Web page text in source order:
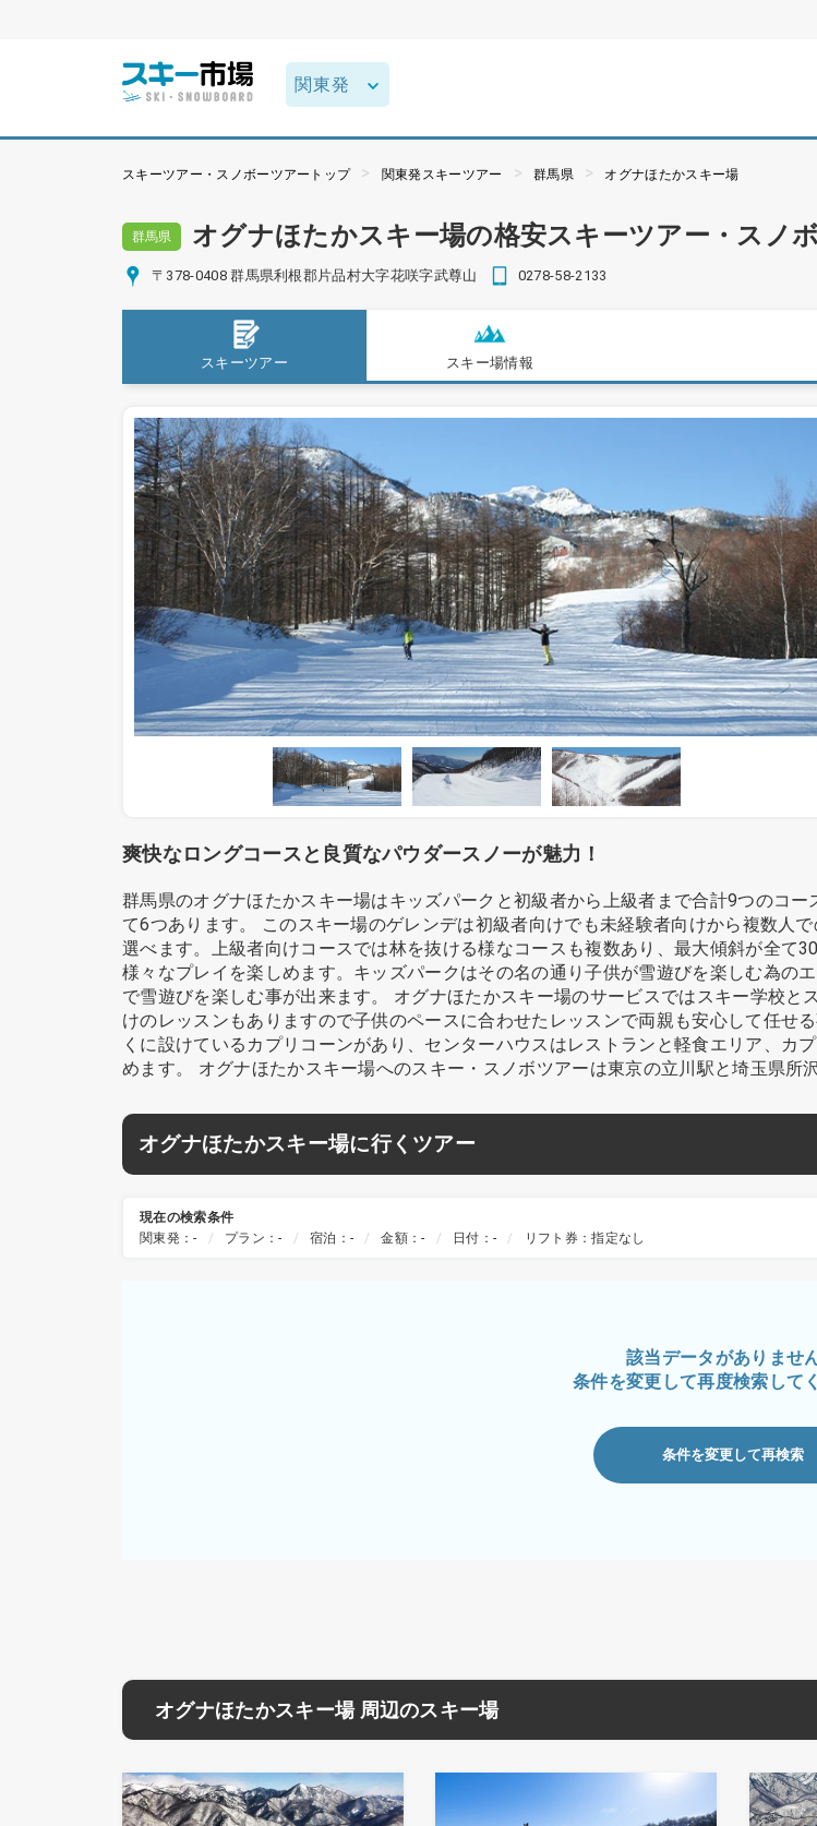
スキーツアー・スノボーツアートップ 関東発スキーツアー 群馬県 オグナほたかスキー場
群馬県 オグナほたかスキー場の格安スキーツアー・スノ
〒378-0408 群馬県利根郡片品村大字花咲字武尊山 0278-58-2133
スキーツアー スキー場情報
爽快なロングコースと良質なパウダースノーが魅力！
群馬県のオグナほたかスキー場はキッズパークと初級者から上級者まで合計9つのコ
て6つあります。 このスキー場のゲレンデは初級者向けでも未経験者向けから複数人
選べます。上級者向けコースでは林を抜ける様なコースも複数あり、最大傾斜が全て
様々なプレイを楽しめます。キッズパークはその名の通り子供が雪遊びを楽しむ為の
で雪遊びを楽しむ事が出来ます。 オグナほたかスキー場のサービスではスキー学校
けのレッスンもありますので子供のペースに合わせたレッスンで両親も安心して任せ
くに設けているカプリコーンがあり、センターハウスはレストランと軽食エリア、カ
めます。 オグナほたかスキー場へのスキー・スノボツアーは東京の立川駅と埼玉県所
オグナほたかスキー場に行くツアー
現在の検索条件
関東発：-
プラン：- 宿泊：- 金額：- 日付：- リフト券：指定なし
該当データがありません
条件を変更して再度検索して
条件を変更して再検索
オグナほたかスキー場 周辺のスキー場